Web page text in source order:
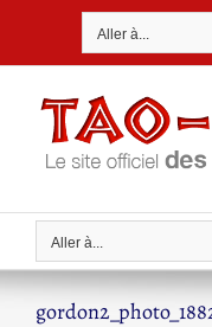
Aller à...
Aller à...